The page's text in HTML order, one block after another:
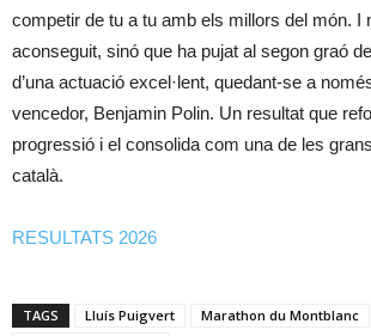
competir de tu a tu amb els millors del món. I
aconseguit, sinó que ha pujat al segon graó
d’una actuació excel·lent, quedant-se a
vencedor, Benjamin Polin. Un resultat que
progressió i el consolida com una de les
català.
RESULTATS 2026
TAGS Lluís Puigvert
Marathon du Montblanc